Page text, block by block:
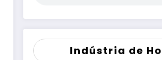
Indústria de